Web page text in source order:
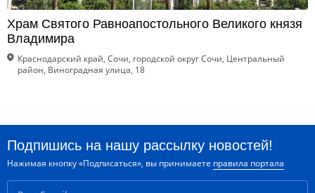
Храм Святого Равноапостольного Великого князя
Владимира
Краснодарский край, Сочи, городской округ Сочи, Центральный
район, Виноградная улица, 18
Подпишись на нашу рассылку новостей!
Нажимая кнопку «Подписаться», вы принимаете правила портала